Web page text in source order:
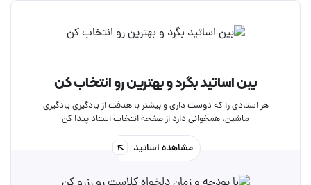
ماشین لرنینگ به کامپیوترها کمک می‌کند تا مانند انسان‌ها از تجربه و
علاقه دارید، می‌توانید این مهارت را در کارآموز به صورت کلاس آنلاین و
خصوصی یاد بگیرید. برای شروع آموزش ماشین لرنینگ کافیست از بین
کلاس‌هایی که در همین صفحه ارائه شده‌اند، مناسب‌ترین آن را انتخاب
بین اساتید بگرد و بهترین رو انتخاب کن
هر استادی را که دوست داری و بیشتر با هدفت از یادگیری یادگیری
ماشین، همخوانی دارد از صفحه انتخاب استاد پیدا کن
مشاهده اساتید